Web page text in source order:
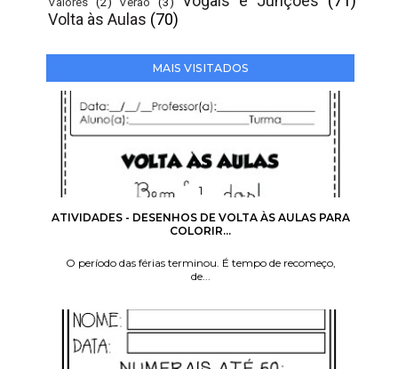
Volta às Aulas (70)
MAIS VISITADOS
ATIVIDADES - DESENHOS DE VOLTA ÀS AULAS PARA
COLORIR...
O período das férias terminou. É tempo de recomeço,
de...